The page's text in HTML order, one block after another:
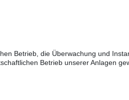
Betrieb, die Überwachung und
Betrieb unserer Anlagen